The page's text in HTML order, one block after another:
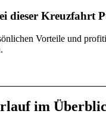
dieser Kreuzfahrt
Vorteile und
im